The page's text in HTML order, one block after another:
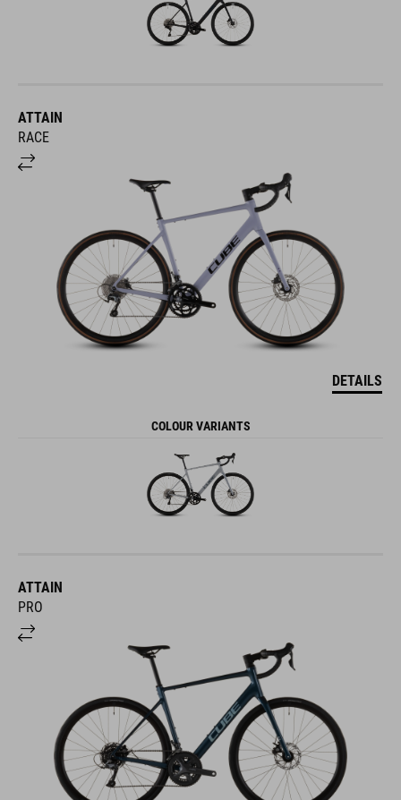
ATTAIN
RACE
DETAILS
COLOUR VARIANTS
ATTAIN
PRO